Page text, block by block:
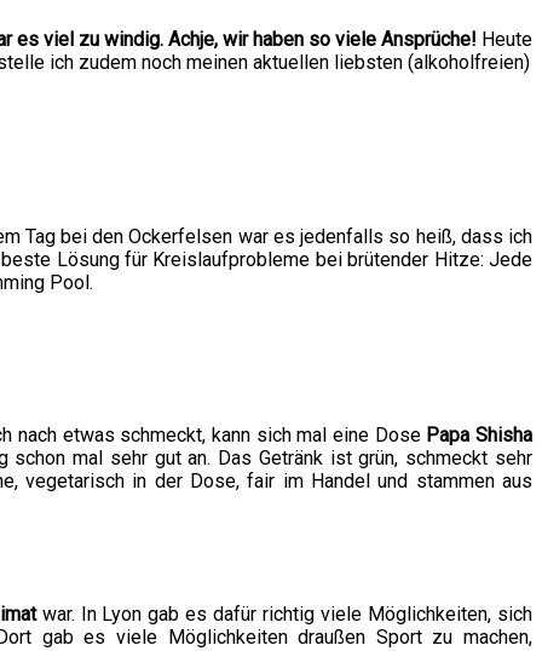
es viel zu windig. Achje, wir haben so viele Ansprüche! Heute
ich zudem noch meinen aktuellen liebsten (alkoholfreien)
Tag bei den Ockerfelsen war es jedenfalls so heiß, dass ich
Lösung für Kreislaufprobleme bei brütender Hitze: Jede
Pool.
nach etwas schmeckt, kann sich mal eine DosePapa Shisha
mal sehr gut an. Das Getränk ist grün, schmeckt sehr
vegetarisch in der Dose, fair im Handel und stammen aus
war. In Lyon gab es dafür richtig viele Möglichkeiten, sich
gab es viele Möglichkeiten draußen Sport zu machen,